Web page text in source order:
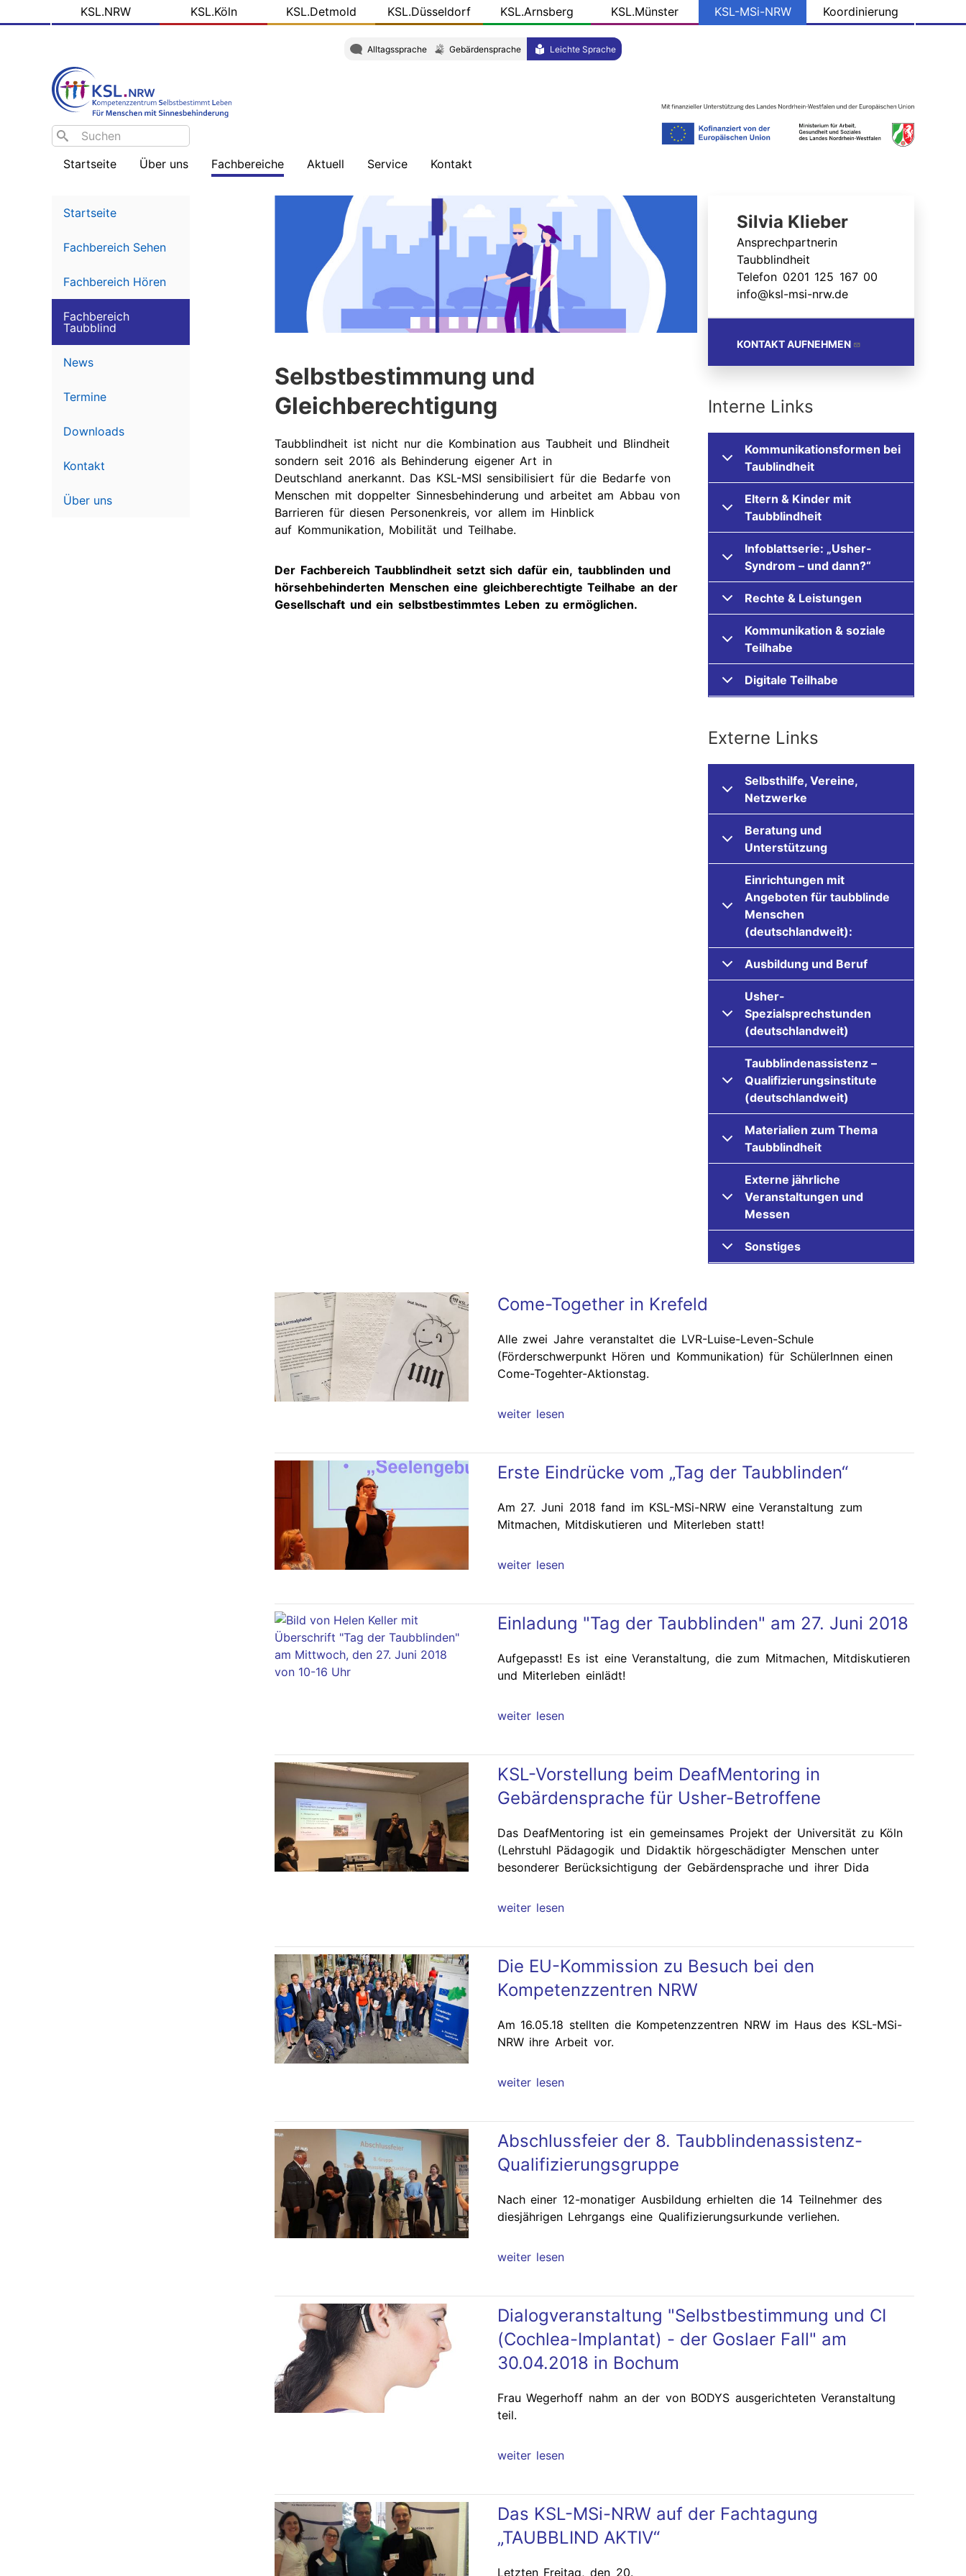
zum
KSLKSL.NRW KSL.Köln KSL.Detmold KSL.Düsseldorf KSL.Arnsberg KSL.Münster KSL-MSi-NRW Koordinierung
Alltagssprache Gebärdensprache Leichte Sprache
Search
Startseite Über uns
Arbeitsfelder
Fachbereiche
Sehbehinderung
Lautsprache
Taubblindheit
Aktuell
Nachrichten
Übersicht
Blog
der
KSL.NRW
Soziale
Medien
Termine
Vergangene
Termine
Service
Schulungen
Veröffentlichungen
Kontakt
Wegbeschreibung
Team
Selbstbestimmung und
Gleichberechtigung
Taubblindheit ist nicht nur die Kombination aus Taubheit und Blindheit
sondern seit 2016 als Behinderung eigener Art in
Deutschland anerkannt. Das KSL-MSI sensibilisiert für die Bedarfe von
Menschen mit doppelter Sinnesbehinderung und arbeitet am Abbau von
Barrieren für diesen Personenkreis, vor allem im Hinblick
auf Kommunikation, Mobilität und Teilhabe.
Der Fachbereich Taubblindheit setzt sich dafür ein, taubblinden und
hörsehbehinderten Menschen eine gleichberechtigte Teilhabe an der
Gesellschaft und ein selbstbestimmtes Leben zu ermöglichen.
Silvia Klieber
Ansprechpartnerin
Taubblindheit
Telefon 0201 125 167 00
info@ksl-msi-nrw.de
KONTAKT AUFNEHMEN
Interne Links
Kommunikationsformen bei
Taublindheit
Eltern & Kinder mit
Taubblindheit
Infoblattserie: „Usher-
Syndrom – und dann?“
Rechte & Leistungen
Kommunikation & soziale
Teilhabe
Digitale Teilhabe
Externe Links
Selbsthilfe, Vereine,
Netzwerke
Beratung und
Unterstützung
Einrichtungen mit
Angeboten für taubblinde
Menschen
(deutschlandweit):
Ausbildung und Beruf
Usher-
Spezialsprechstunden
(deutschlandweit)
Taubblindenassistenz –
Qualifizierungsinstitute
(deutschlandweit)
Materialien zum Thema
Taubblindheit
Externe jährliche
Veranstaltungen und
Messen
Sonstiges
Come-Together in Krefeld
Alle zwei Jahre veranstaltet die LVR-Luise-Leven-Schule
(Förderschwerpunkt Hören und Kommunikation) für SchülerInnen einen
Come-Togehter-Aktionstag.
weiter lesen
Erste Eindrücke vom „Tag der Taubblinden“
Am 27. Juni 2018 fand im KSL-MSi-NRW eine Veranstaltung zum
Mitmachen, Mitdiskutieren und Miterleben statt!
weiter lesen
Einladung "Tag der Taubblinden" am 27. Juni 2018
Aufgepasst! Es ist eine Veranstaltung, die zum Mitmachen, Mitdiskutieren
und Miterleben einlädt!
weiter lesen
KSL-Vorstellung beim DeafMentoring in
Gebärdensprache für Usher-Betroffene
Das DeafMentoring ist ein gemeinsames Projekt der Universität zu Köln
(Lehrstuhl Pädagogik und Didaktik hörgeschädigter Menschen unter
besonderer Berücksichtigung der Gebärdensprache und ihrer Dida
weiter lesen
Die EU-Kommission zu Besuch bei den
Kompetenzzentren NRW
Am 16.05.18 stellten die Kompetenzzentren NRW im Haus des KSL-MSi-
NRW ihre Arbeit vor.
weiter lesen
Abschlussfeier der 8. Taubblindenassistenz-
Qualifizierungsgruppe
Nach einer 12-monatiger Ausbildung erhielten die 14 Teilnehmer des
diesjährigen Lehrgangs eine Qualifizierungsurkunde verliehen.
weiter lesen
Dialogveranstaltung "Selbstbestimmung und CI
(Cochlea-Implantat) - der Goslaer Fall" am
30.04.2018 in Bochum
Frau Wegerhoff nahm an der von BODYS ausgerichteten Veranstaltung
teil.
weiter lesen
Das KSL-MSi-NRW auf der Fachtagung
„TAUBBLIND AKTIV“
Letzten Freitag, den 20.
Startseite
Fachbereich Sehen
Fachbereich Hören
Fachbereich
Taubblind
News
Termine
Downloads
Kontakt
Über uns